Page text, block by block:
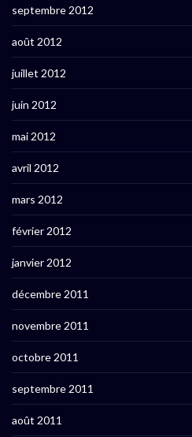
septembre 2012
août 2012
juillet 2012
juin 2012
mai 2012
avril 2012
mars 2012
février 2012
janvier 2012
décembre 2011
novembre 2011
octobre 2011
septembre 2011
août 2011